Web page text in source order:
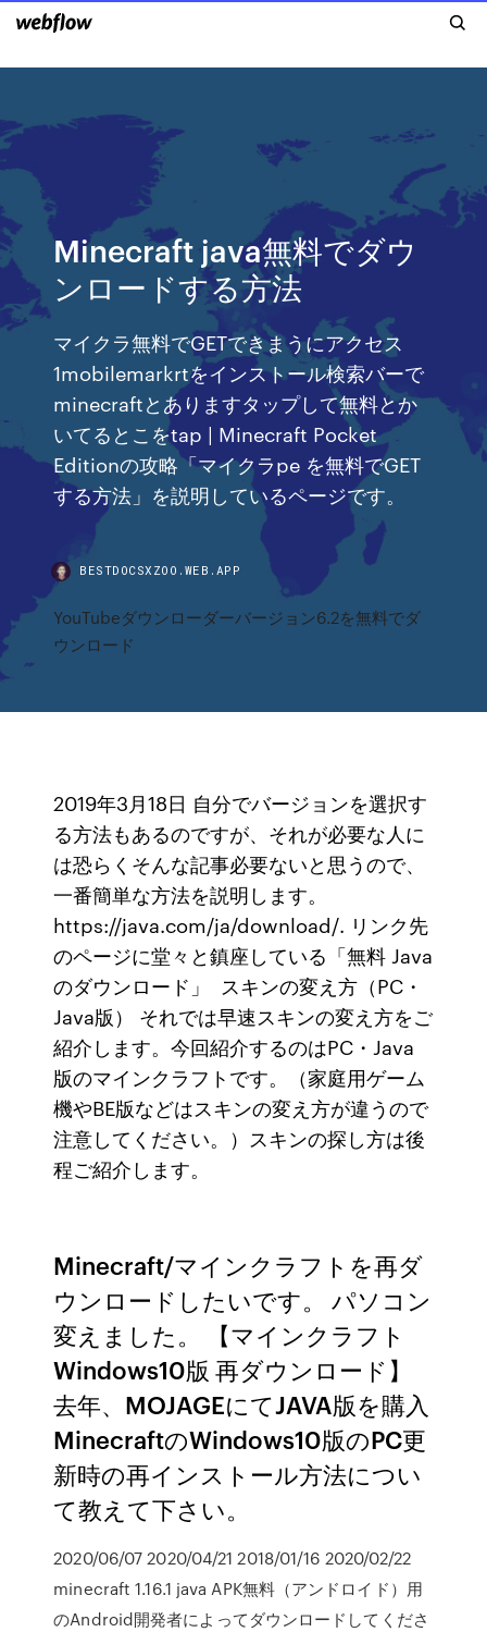
Minecraft java無料でダウ
ンロードする方法
マイクラ無料でGETできまうにアクセス
1mobilemarkrtをインストール検索バーで
minecraftとありますタップして無料とか
いてるとこをtap | Minecraft Pocket
Editionの攻略「マイクラpe を無料でGET
する方法」を説明しているページです。
BESTDOCSXZOO.WEB.APP
YouTubeダウンローダーバージョン6.2を無料でダ
ウンロード
2019年3月18日 自分でバージョンを選択す
る方法もあるのですが、それが必要な人に
は恐らくそんな記事必要ないと思うので、
一番簡単な方法を説明します。
https://java.com/ja/download/. リンク先
のページに堂々と鎮座している「無料 Java
のダウンロード」 スキンの変え方（PC・
Java版） それでは早速スキンの変え方をご
紹介します。今回紹介するのはPC・Java
版のマインクラフトです。（家庭用ゲーム
機やBE版などはスキンの変え方が違うので
注意してください。）スキンの探し方は後
程ご紹介します。
Minecraft/マインクラフトを再ダ
ウンロードしたいです。 パソコン
変えました。 【マインクラフト
Windows10版 再ダウンロード】
去年、MOJAGEにてJAVA版を購入
MinecraftのWindows10版のPC更
新時の再インストール方法につい
て教えて下さい。
2020/06/07 2020/04/21 2018/01/16 2020/02/22
minecraft 1.16.1 java APK無料（アンドロイド）用
のAndroid開発者によってダウンロードしてくださ